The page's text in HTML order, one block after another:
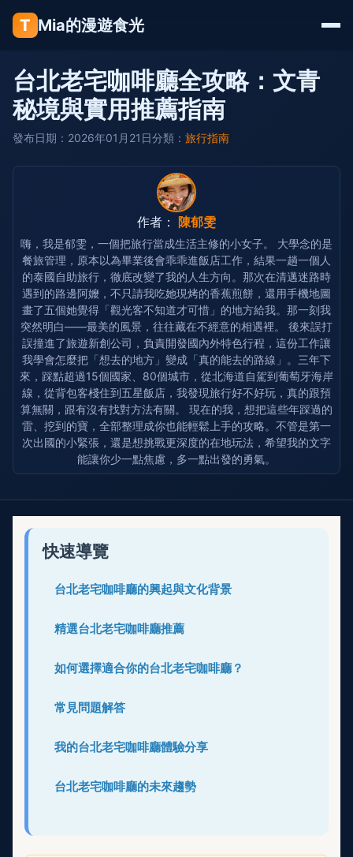
T Mia的漫遊食光
台北老宅咖啡廳全攻略：文青
秘境與實用推薦指南
發布日期：2026年01月21日分類： 旅行指南
作者： 陳郁雯
嗨，我是郁雯，一個把旅行當成生活主修的小女子。 大學念的是
餐旅管理，原本以為畢業後會乖乖進飯店工作，結果一趟一個人
的泰國自助旅行，徹底改變了我的人生方向。那次在清邁迷路時
遇到的路邊阿嬤，不只請我吃她現烤的香蕉煎餅，還用手機地圖
畫了五個她覺得「觀光客不知道才可惜」的地方給我。那一刻我
突然明白——最美的風景，往往藏在不經意的相遇裡。 後來誤打
誤撞進了旅遊新創公司，負責開發國內外特色行程，這份工作讓
我學會怎麼把「想去的地方」變成「真的能去的路線」。三年下
來，踩點超過15個國家、80個城市，從北海道自駕到葡萄牙海岸
線，從背包客棧住到五星飯店，我發現旅行好不好玩，真的跟預
算無關，跟有沒有找對方法有關。 現在的我，想把這些年踩過的
雷、挖到的寶，全部整理成你也能輕鬆上手的攻略。不管是第一
次出國的小緊張，還是想挑戰更深度的在地玩法，希望我的文字
能讓你少一點焦慮，多一點出發的勇氣。
快速導覽
台北老宅咖啡廳的興起與文化背景
精選台北老宅咖啡廳推薦
如何選擇適合你的台北老宅咖啡廳？
常見問題解答
我的台北老宅咖啡廳體驗分享
台北老宅咖啡廳的未來趨勢